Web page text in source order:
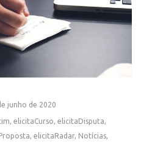
junho de 2020
, elicitaCurso, elicitaDisputa,
, elicitaRadar, Notícias,